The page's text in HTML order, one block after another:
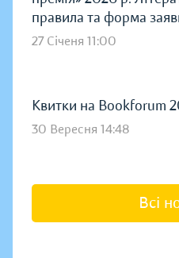
правила та форма
27 Січеня 11:00
Квитки на Bookforum
30 Вересня 14:48
Всі